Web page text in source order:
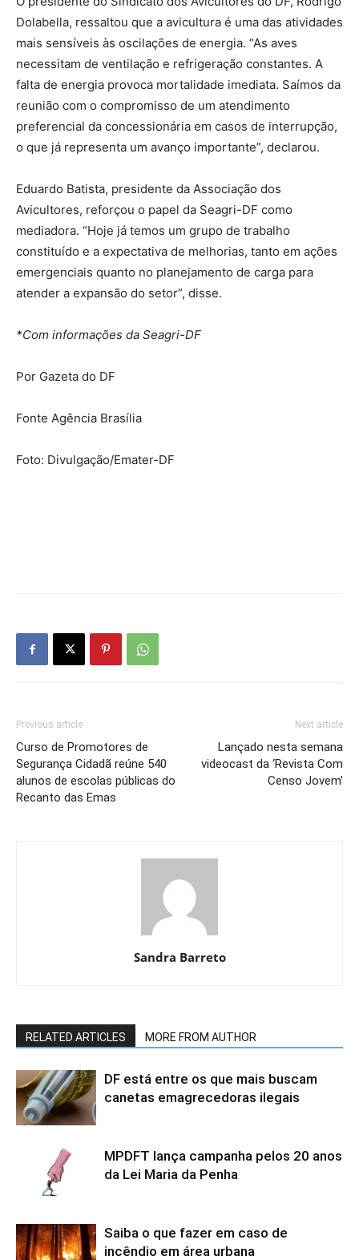
Dolabella, ressaltou que a avicultura é uma das atividades
mais sensíveis às oscilações de energia. “As aves
necessitam de ventilação e refrigeração constantes. A
falta de energia provoca mortalidade imediata. Saímos da
reunião com o compromisso de um atendimento
preferencial da concessionária em casos de interrupção,
o que já representa um avanço importante”, declarou.
Eduardo Batista, presidente da Associação dos
Avicultores, reforçou o papel da Seagri-DF como
mediadora. “Hoje já temos um grupo de trabalho
constituído e a expectativa de melhorias, tanto em ações
emergenciais quanto no planejamento de carga para
atender a expansão do setor”, disse.
*Com informações da Seagri-DF
Por Gazeta do DF
Fonte Agência Brasília
Foto: Divulgação/Emater-DF
Previous article
Curso de Promotores de
Segurança Cidadã reúne 540
alunos de escolas públicas do
Recanto das Emas
Next article
Lançado nesta semana
videocast da ‘Revista Com
Censo Jovem’
Sandra Barreto
RELATED ARTICLES MORE FROM AUTHOR
DF está entre os que mais buscam
canetas emagrecedoras ilegais
MPDFT lança campanha pelos 20 anos
da Lei Maria da Penha
Saiba o que fazer em caso de
incêndio em área urbana